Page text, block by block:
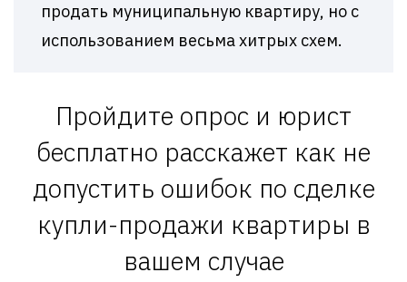
продать муниципальную квартиру, но с
использованием весьма хитрых схем.
Пройдите опрос и юрист
бесплатно расскажет как не
допустить ошибок по сделке
купли-продажи квартиры в
вашем случае